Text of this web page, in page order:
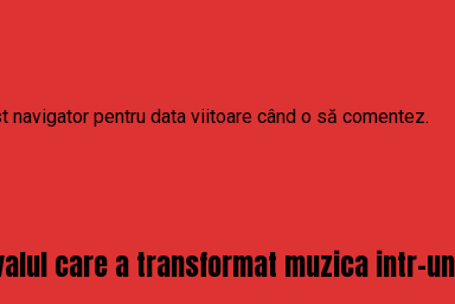
pentru data viitoare când o să comentez.
care a transformat muzica